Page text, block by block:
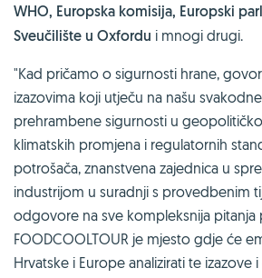
WHO, Europska komisija, Europski
Sveučilište u Oxfordu i mnogi drugi.
"Kad pričamo o sigurnosti hrane,
izazovima koji utječu na našu
prehrambene sigurnosti u
klimatskih promjena i regulatornih
potrošača, znanstvena zajednica u
industrijom u suradnji s provedbenim
odgovore na sve kompleksnija pitanja
FOODCOOLTOUR je mjesto gdje će
Hrvatske i Europe analizirati te izazove